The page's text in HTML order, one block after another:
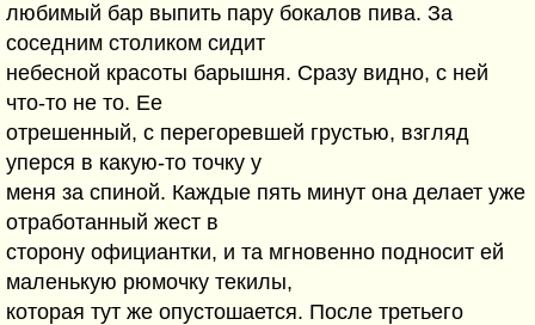
любимый бар выпить пару бокалов пива. За
соседним столиком сидит
небесной красоты барышня. Сразу видно, с ней
что-то не то. Ее
отрешенный, с перегоревшей грустью, взгляд
уперся в какую-то точку у
меня за спиной. Каждые пять минут она делает уже
отработанный жест в
сторону официантки, и та мгновенно подносит ей
маленькую рюмочку текилы,
которая тут же опустошается. После третьего